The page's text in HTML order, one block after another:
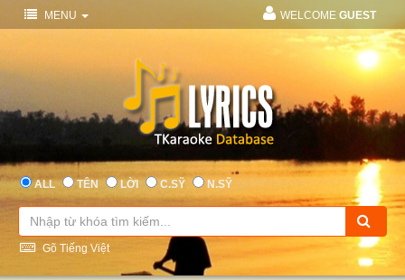
MENU WELCOME GUEST
ALL TÊN LỜI C.SỸ N.SỸ
Gõ Tiếng Việt